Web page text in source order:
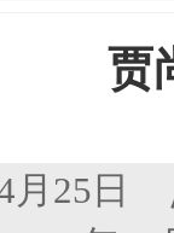
贾
月25日